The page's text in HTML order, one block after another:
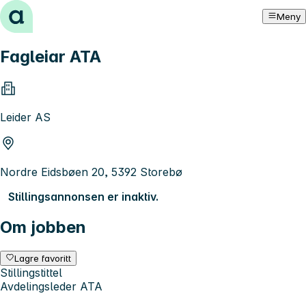
Hopp til innhold Meny
Fagleiar ATA
Leider AS
Nordre Eidsbøen 20, 5392 Storebø
Stillingsannonsen er inaktiv.
Om jobben
Lagre favoritt
Stillingstittel
Avdelingsleder ATA